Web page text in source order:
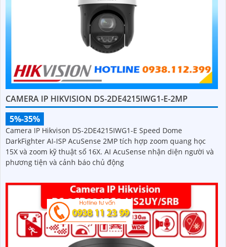
CAMERA IP HIKVISION DS-2DE4215IWG1-E-2MP
5%-35%
Camera IP Hikvison DS-2DE4215IWG1-E Speed Dome
DarkFighter AI-ISP AcuSense 2MP tích hợp zoom quang học
15X và zoom kỹ thuật số 16X. AI AcuSense nhận diện người và
phương tiện và cảnh báo chủ động